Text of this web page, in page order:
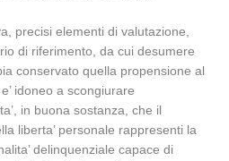
precisi elementi di valutazione,
di riferimento, da cui desumere
conservato quella propensione al
idoneo a scongiurare
in buona sostanza, che il
liberta’ personale rappresenti la
delinquenziale capace di